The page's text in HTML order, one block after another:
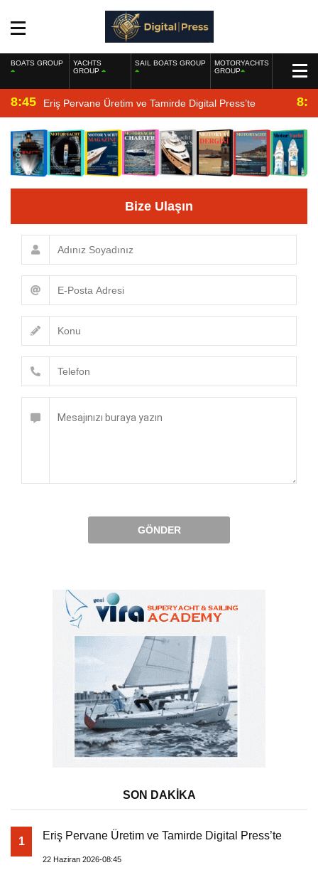
BOATS GROUP
YACHTS
GROUP
SAIL BOATS GROUP
MOTORYACHTS
GROUP
8:45 Eriş Pervane Üretim ve Tamirde Digital Press’te
Bize Ulaşın
GÖNDER
SON DAKİKA
1 Eriş Pervane Üretim ve Tamirde Digital Press’te
22 Haziran 2026-08:45